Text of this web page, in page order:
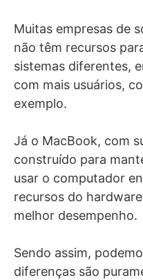
Muitas empresas de
não têm recursos
sistemas diferentes,
com mais usuários,
exemplo.
Já o MacBook, com
construído para
usar o computador
recursos do
melhor desempenho.
Sendo assim,
diferenças são